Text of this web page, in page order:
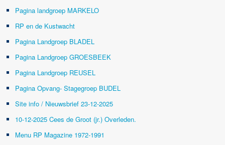
Pagina landgroep MARKELO
RP en de Kustwacht
Pagina Landgroep BLADEL
Pagina Landgroep GROESBEEK
Pagina Landgroep REUSEL
Pagina Opvang- Stagegroep BUDEL
Site info / Nieuwsbrief 23-12-2025
10-12-2025 Cees de Groot (jr.) Overleden.
Menu RP Magazine 1972-1991